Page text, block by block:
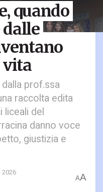
quando
vita
prof.ssa
raccolta edita
liceali del
danno voce
giustizia e
AA